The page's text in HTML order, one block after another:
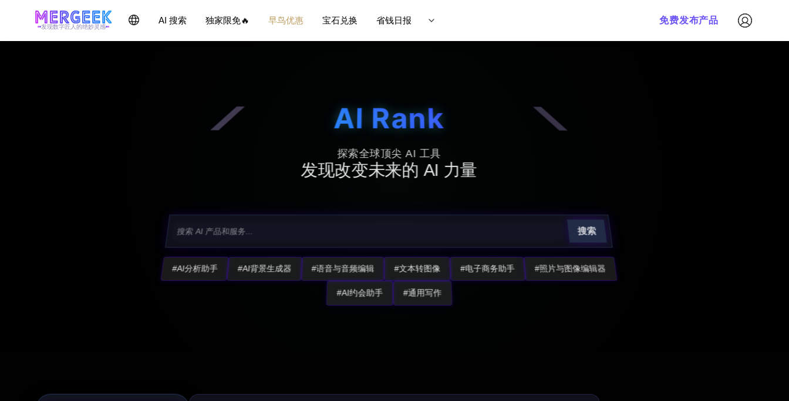
发现数字匠人的绝妙灵感
AI 搜索 独家限免🔥 早鸟优惠 宝石兑换 省钱日报 免费发布产品
AI Rank
探索全球顶尖 AI 工具
发现改变未来的 AI 力量
搜索
#AI分析助手 #AI背景生成器 #语音与音频编辑 #文本转图像 #电子商务助手 #照片与图像编辑器
#AI约会助手 #通用写作